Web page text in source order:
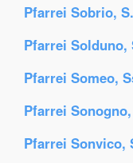
Pfarrei Sobrio,
Pfarrei
Pfarrei Someo,
Pfarrei
Pfarrei Sonvico,